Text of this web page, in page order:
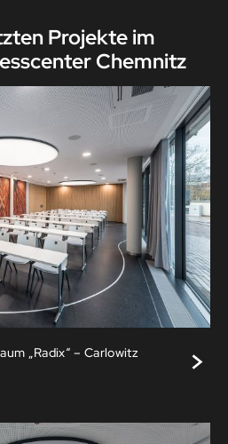
Projekte im
Chemnitz
„Radix“ – Carlowitz
>